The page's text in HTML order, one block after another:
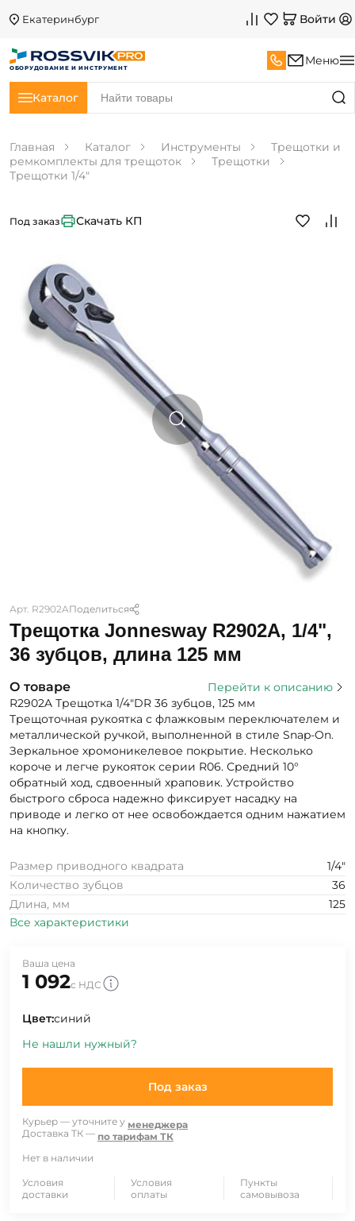
Екатеринбург Войти
ОБОРУДОВАНИЕ И ИНСТРУМЕНТ
Меню
Каталог
Главная Каталог Инструменты
Трещотки и
ремкомплекты для трещоток
Трещотки
Трещотки 1/4"
Арт. R2902AПоделиться
Трещотка Jonnesway R2902A, 1/4",
36 зубцов, длина 125 мм
Под заказ Скачать КП
О товаре
Перейти к описанию
R2902A Трещотка 1/4"DR 36 зубцов, 125 мм
Трещоточная рукоятка с флажковым переключателем и
металлической ручкой, выполненной в стиле Snap-On.
Зеркальное хромоникелевое покрытие. Несколько
короче и легче рукояток серии R06. Средний 10°
обратный ход, сдвоенный храповик. Устройство
быстрого сброса надежно фиксирует насадку на
приводе и легко от нее освобождается одним нажатием
на кнопку.
Размер приводного квадрата
1/4"
Количество зубцов
36
Длина, мм
125
Все характеристики
Ваша цена
1 092с НДС
Цвет:синий
Не нашли нужный?
Под заказ
Курьер — уточните у менеджера
Доставка ТК — по тарифам ТК
Нет в наличии
Условия
доставки
Условия
оплаты
Пункты
самовывоза